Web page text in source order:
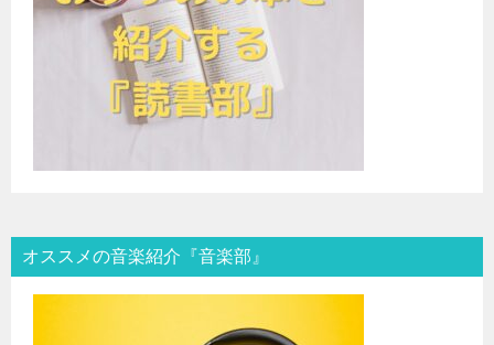
オススメの音楽紹介『音楽部』